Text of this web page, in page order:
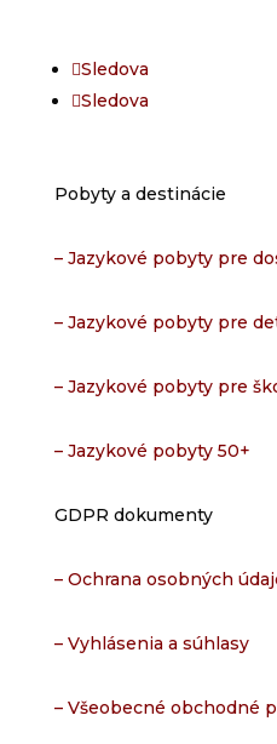
Sledova
Sledova
Pobyty a destinácie
– Jazykové pobyty pre
– Jazykové pobyty pre
– Jazykové pobyty pre
– Jazykové pobyty 50+
GDPR dokumenty
– Ochrana osobných
– Vyhlásenia a súhlasy
– Všeobecné obchodné